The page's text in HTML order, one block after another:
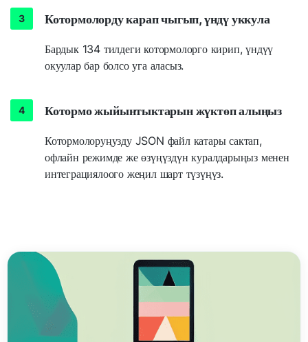
Котормолорду карап чыгып, үндү уккула
Бардык 134 тилдеги котормолорго кирип, үндүү
окуулар бар болсо уга аласыз.
Котормо жыйынтыктарын жүктөп алыңыз
Котормолоруңузду JSON файл катары сактап,
офлайн режимде же өзүңүздүн куралдарыңыз менен
интеграциялоого жеңил шарт түзүңүз.